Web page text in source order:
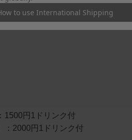
1500円1ドリンク付
：2000円1ドリンク付